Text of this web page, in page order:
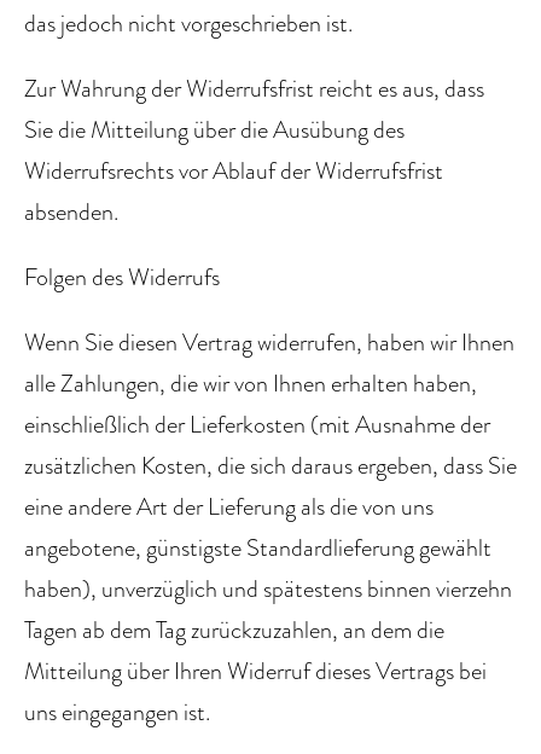
das jedoch nicht vorgeschrieben ist.
Zur Wahrung der Widerrufsfrist reicht es aus, dass
Sie die Mitteilung über die Ausübung des
Widerrufsrechts vor Ablauf der Widerrufsfrist
absenden.
Folgen des Widerrufs
Wenn Sie diesen Vertrag widerrufen, haben wir Ihnen
alle Zahlungen, die wir von Ihnen erhalten haben,
einschließlich der Lieferkosten (mit Ausnahme der
zusätzlichen Kosten, die sich daraus ergeben, dass Sie
eine andere Art der Lieferung als die von uns
angebotene, günstigste Standardlieferung gewählt
haben), unverzüglich und spätestens binnen vierzehn
Tagen ab dem Tag zurückzuzahlen, an dem die
Mitteilung über Ihren Widerruf dieses Vertrags bei
uns eingegangen ist.